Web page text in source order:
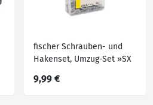
fischer Schrauben- und
Hakenset, Umzug-Set »SX
9,99 €